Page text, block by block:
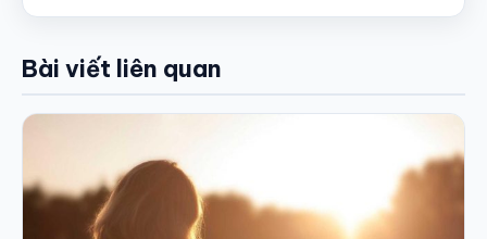
Bài viết liên quan